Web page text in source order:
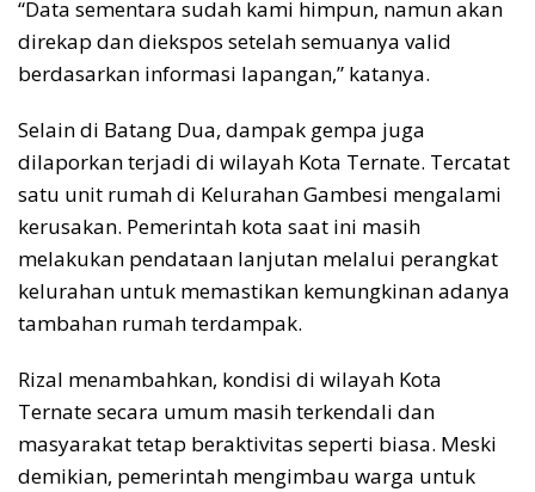
“Data sementara sudah kami himpun, namun akan
direkap dan diekspos setelah semuanya valid
berdasarkan informasi lapangan,” katanya.
Selain di Batang Dua, dampak gempa juga
dilaporkan terjadi di wilayah Kota Ternate. Tercatat
satu unit rumah di Kelurahan Gambesi mengalami
kerusakan. Pemerintah kota saat ini masih
melakukan pendataan lanjutan melalui perangkat
kelurahan untuk memastikan kemungkinan adanya
tambahan rumah terdampak.
Rizal menambahkan, kondisi di wilayah Kota
Ternate secara umum masih terkendali dan
masyarakat tetap beraktivitas seperti biasa. Meski
demikian, pemerintah mengimbau warga untuk